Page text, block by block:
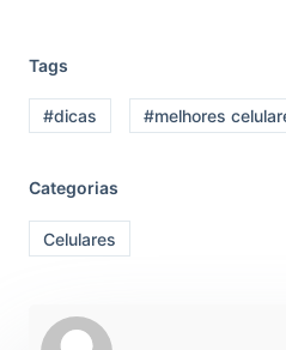
Tags
#dicas #melhores
Categorias
Celulares